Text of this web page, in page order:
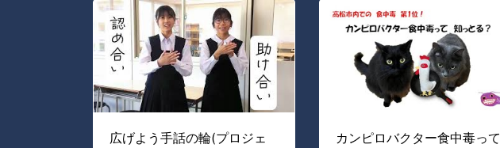
広げよう手話の輪(プロジェ
カンピロバクター食中毒って